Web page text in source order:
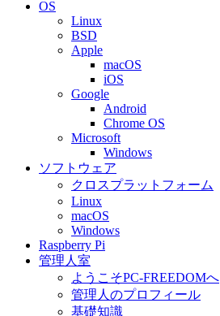
OS
Linux
BSD
Apple
macOS
iOS
Google
Android
Chrome OS
Microsoft
Windows
ソフトウェア
クロスプラットフォーム
Linux
macOS
Windows
Raspberry Pi
管理人室
ようこそPC-FREEDOMへ
管理人のプロフィール
基礎知識